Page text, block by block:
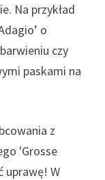
Na przykład
o
czy
paskami na
z
'Grosse
uprawę! W